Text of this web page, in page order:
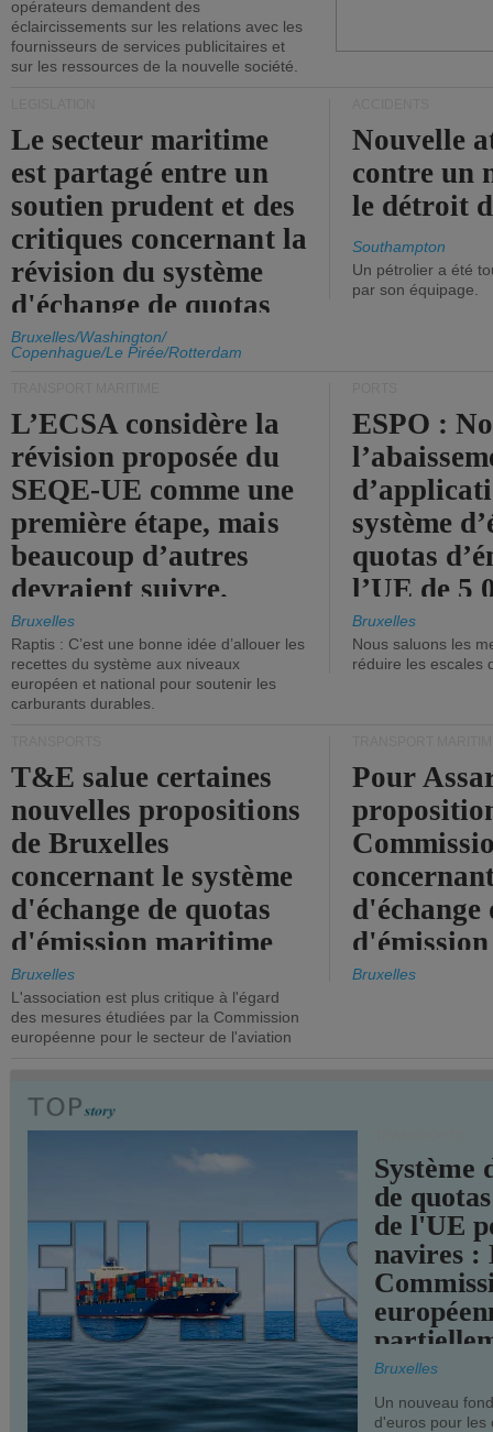
opérateurs demandent des
éclaircissements sur les relations avec les
fournisseurs de services publicitaires et
sur les ressources de la nouvelle société.
Le secteur maritime
est partagé entre un
soutien prudent et des
critiques concernant la
révision du système
d'échange de quotas
d'émission de l'UE.
Bruxelles/Washington/
Copenhague/Le Pirée/Rotterdam
Nouvelle
contre un
le détroit
Southampton
Un pétrolier a été
par son équipage.
L’ECSA considère la
révision proposée du
SEQE-UE comme une
première étape, mais
beaucoup d’autres
devraient suivre.
Bruxelles
Raptis : C’est une bonne idée d’allouer les
recettes du système aux niveaux
européen et national pour soutenir les
carburants durables.
ESPO :
système
quotas
l’UE de 5
tonneaux
brute.
Bruxelles
Nous saluons les
réduire les escales
T&E salue certaines
nouvelles propositions
de Bruxelles
concernant le système
d'échange de quotas
d'émission maritime
de l'UE.
Bruxelles
L'association est plus critique à l'égard
des mesures étudiées par la Commission
européenne pour le secteur de l'aviation
Pour
d'échange
timide,
Bruxelles
Système
de
de l'UE
navires :
Bruxelles
Un nouveau
d'euros pour les